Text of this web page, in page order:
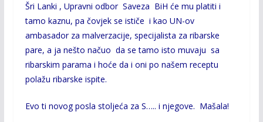
Šri Lanki , Upravni odbor Saveza BiH će mu platiti i
tamo kaznu, pa čovjek se ističe i kao UN-ov
ambasador za malverzacije, specijalista za ribarske
pare, a ja nešto načuo da se tamo isto muvaju sa
ribarskim parama i hoće da i oni po našem receptu
polažu ribarske ispite.
Evo ti novog posla stoljeća za S….. i njegove. Mašala!